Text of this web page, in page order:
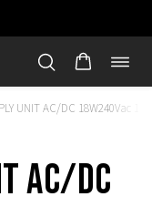
UNIT AC/DC 18W240Vac
AC/DC